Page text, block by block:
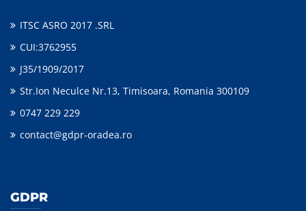
ITSC ASRO 2017 .SRL
CUI:3762955
J35/1909/2017
Str.Ion Neculce Nr.13, Timisoara, Romania 300109
0747 229 229
contact@gdpr-oradea.ro
GDPR